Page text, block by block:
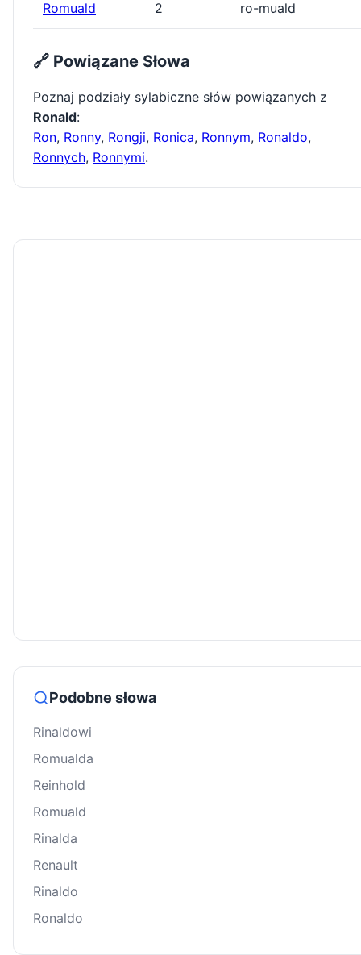
Romuald 2 ro-muald
🔗 Powiązane Słowa
Poznaj podziały sylabiczne słów powiązanych z
Ronald:
Ron, Ronny, Rongji, Ronica, Ronnym, Ronaldo,
Ronnych, Ronnymi.
Podobne słowa
Rinaldowi
Romualda
Reinhold
Romuald
Rinalda
Renault
Rinaldo
Ronaldo